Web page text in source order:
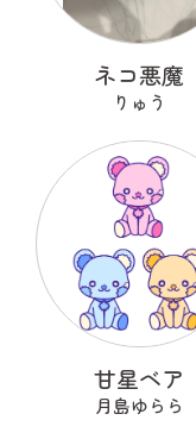
ネコ悪魔
りゅう
甘星ベア
月島ゆらら